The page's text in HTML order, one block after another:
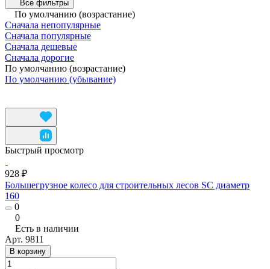
Все фильтры
По умолчанию (возрастание)
Сначала непопулярные
Сначала популярные
Сначала дешевые
Сначала дорогие
По умолчанию (возрастание)
По умолчанию (убывание)
Быстрый просмотр
928 ₽
Большегрузное колесо для строительных лесов SC диаметр
160
0
0
Есть в наличии
Арт. 9811
В корзину